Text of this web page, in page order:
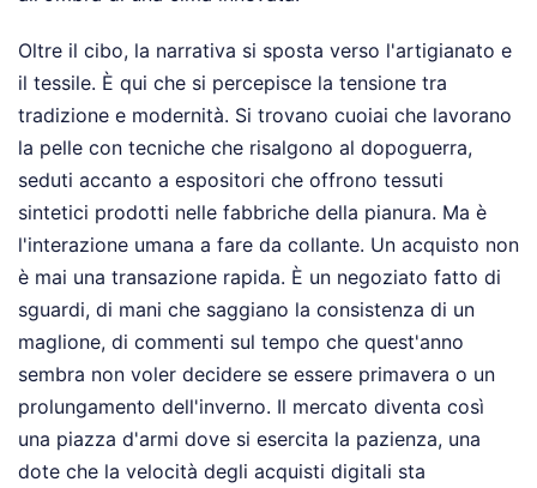
Oltre il cibo, la narrativa si sposta verso l'artigianato e
il tessile. È qui che si percepisce la tensione tra
tradizione e modernità. Si trovano cuoiai che lavorano
la pelle con tecniche che risalgono al dopoguerra,
seduti accanto a espositori che offrono tessuti
sintetici prodotti nelle fabbriche della pianura. Ma è
l'interazione umana a fare da collante. Un acquisto non
è mai una transazione rapida. È un negoziato fatto di
sguardi, di mani che saggiano la consistenza di un
maglione, di commenti sul tempo che quest'anno
sembra non voler decidere se essere primavera o un
prolungamento dell'inverno. Il mercato diventa così
una piazza d'armi dove si esercita la pazienza, una
dote che la velocità degli acquisti digitali sta